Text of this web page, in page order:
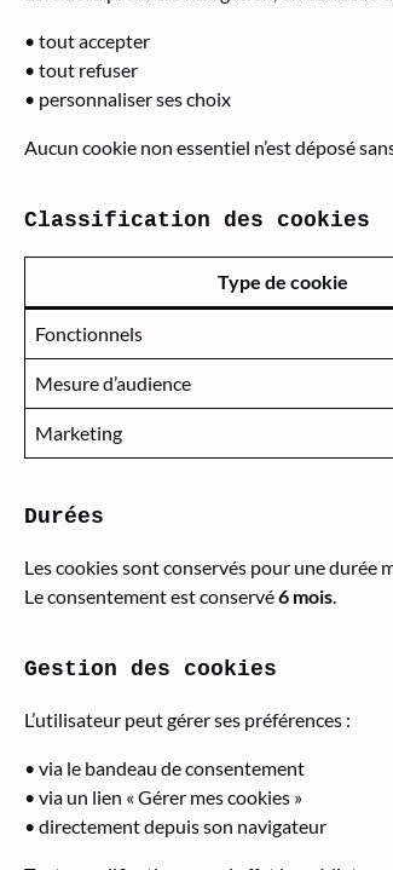
• tout accepter
• tout refuser
• personnaliser ses choix
Aucun cookie non essentiel n’est déposé
Classification des cookies
Type de cookie
Fonctionnels
Mesure d’audience
Marketing
Durées
Les cookies sont conservés pour une durée
Le consentement est conservé6 mois.
Gestion des cookies
L’utilisateur peut gérer ses préférences :
• via le bandeau de consentement
• via un lien « Gérer mes cookies »
• directement depuis son navigateur